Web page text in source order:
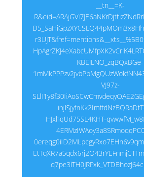
__tn__=K-
KBEJLNO_zqBQxBGe-
VJ97z-
HJxhqUd75SL4KHT-